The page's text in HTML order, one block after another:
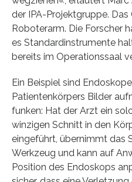
der IPA-Projektgruppe. Das
Roboterarm. Die Forscher
es Standardinstrumente
bereits im Operationssaal
Ein Beispiel sind
Patientenkörpers Bilder
funken: Hat der Arzt ein
winzigen Schnitt in den
eingeführt, übernimmt das
Werkzeug und kann auf
Position des Endoskops